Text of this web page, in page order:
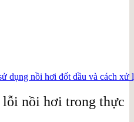
dụng nồi hơi đốt dầu và cách xử
lỗi nồi hơi trong thực